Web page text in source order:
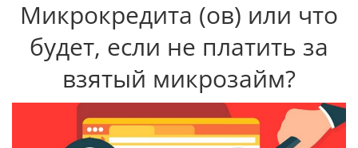
Микрокредита (ов) или что
будет, если не платить за
взятый микрозайм?